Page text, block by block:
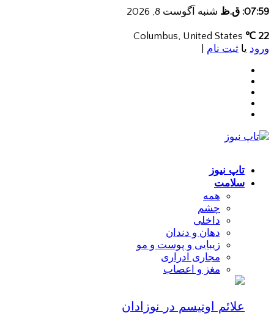
07:59: ق.ظ شنبه آگوست 8, 2026
22 ℃
ورود یا ثبت نام
تاپ نیوز
سلامت
همه
چشم
داخلی
دهان و دندان
زیبایی و پوست و مو
مجاری ادراری
مغز و اعصاب
علائم اوتیسم در نوزادان